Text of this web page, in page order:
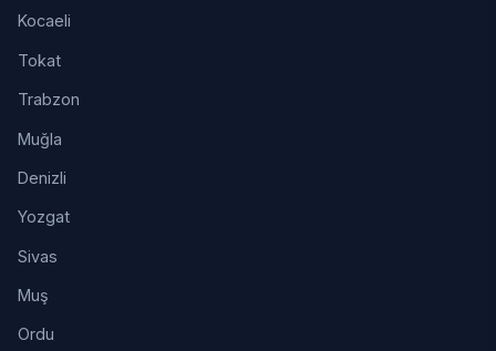
Kocaeli
Tokat
Trabzon
Muğla
Denizli
Yozgat
Sivas
Muş
Ordu